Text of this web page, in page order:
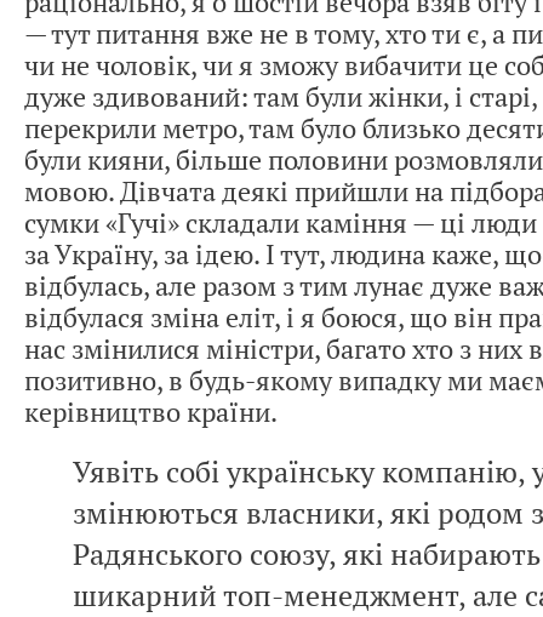
— тут питання вже не в тому, хто ти є, а
чи не чоловік, чи я зможу вибачити це
дуже здивований: там були жінки, і старі,
перекрили метро, там було близько
були кияни, більше половини
мовою. Дівчата деякі прийшли на
сумки «Гучі» складали каміння — ці
за Україну, за ідею. І тут, людина каже,
відбулась, але разом з тим лунає дуже
відбулася зміна еліт, і я боюся, що він
нас змінилися міністри, багато хто з них
позитивно, в будь-якому випадку ми
керівництво країни.
Уявіть собі українську компанію,
змінюються власники, які родом з
Радянського союзу, які набирають
шикарний топ-менеджмент, але